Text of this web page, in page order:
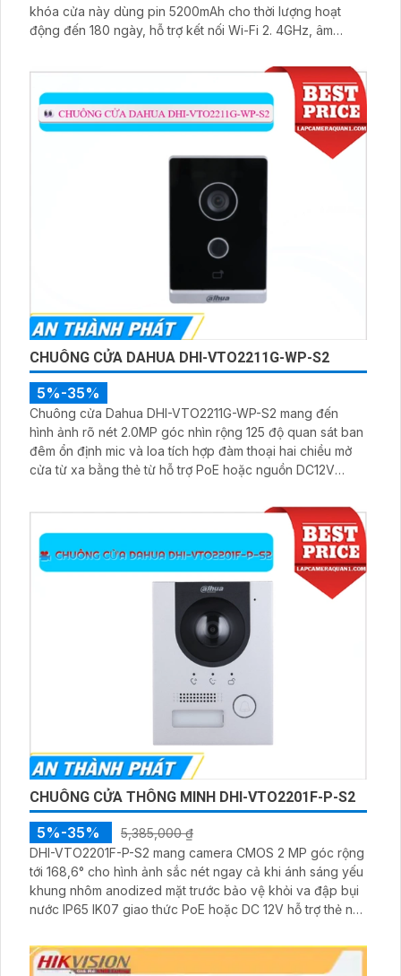
khóa cửa này dùng pin 5200mAh cho thời lượng hoạt
động đến 180 ngày, hỗ trợ kết nối Wi-Fi 2. 4GHz, âm
CHUÔNG CỬA DAHUA DHI-VTO2211G-WP-S2
5%-35%
Chuông cửa Dahua DHI-VTO2211G-WP-S2 mang đến
hình ảnh rõ nét 2.0MP góc nhìn rộng 125 độ quan sát ban
đêm ổn định mic và loa tích hợp đàm thoại hai chiều mở
cửa từ xa bằng thẻ từ hỗ trợ PoE hoặc nguồn DC12V
nhỏ gọn trọng lượng 510 gram dễ lắp đặt và kết nối với
CHUÔNG CỬA THÔNG MINH DHI-VTO2201F-P-S2
5%-35%
5,385,000 ₫
DHI-VTO2201F-P-S2 mang camera CMOS 2 MP góc rộng
tới 168,6° cho hình ảnh sắc nét ngay cả khi ánh sáng yếu
khung nhôm anodized mặt trước bảo vệ khỏi va đập bụi
nước IP65 IK07 giao thức PoE hoặc DC 12V hỗ trợ thẻ nhớ